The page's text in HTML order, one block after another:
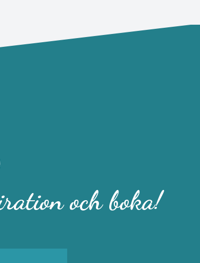
och boka!